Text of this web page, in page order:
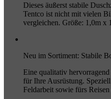
Dieses äußerst stabile
Tentco ist nicht mit vielen
vergleichen. Größe: 1,0m x
Neu im Sortiment: Stabile
Eine qualitativ
für Ihre Ausrüstung.
Feldarbeit sowie fürs